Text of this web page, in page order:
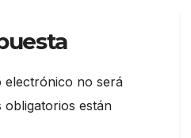
electrónico no será
obligatorios están